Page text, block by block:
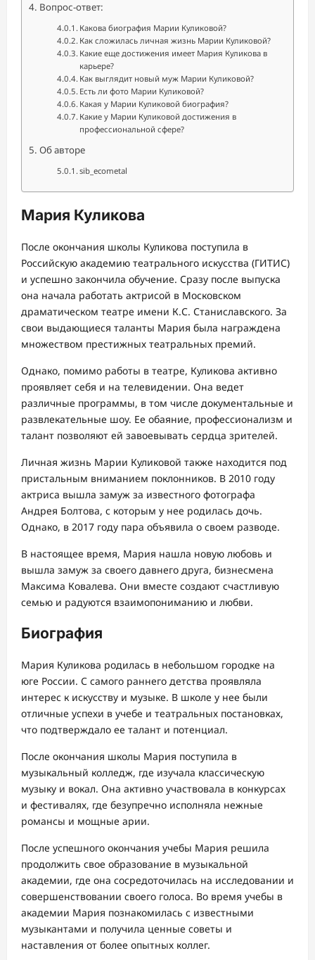
Вопрос-ответ:
Какова биография Марии Куликовой?
Как сложилась личная жизнь Марии Куликовой?
Какие еще достижения имеет Мария Куликова в
карьере?
Как выглядит новый муж Марии Куликовой?
Есть ли фото Марии Куликовой?
Какая у Марии Куликовой биография?
Какие у Марии Куликовой достижения в
профессиональной сфере?
Об авторе
sib_ecometal
Мария Куликова
После окончания школы Куликова поступила в
Российскую академию театрального искусства (ГИТИС)
и успешно закончила обучение. Сразу после выпуска
она начала работать актрисой в Московском
драматическом театре имени К.С. Станиславского. За
свои выдающиеся таланты Мария была награждена
множеством престижных театральных премий.
Однако, помимо работы в театре, Куликова активно
проявляет себя и на телевидении. Она ведет
различные программы, в том числе документальные и
развлекательные шоу. Ее обаяние, профессионализм и
талант позволяют ей завоевывать сердца зрителей.
Личная жизнь Марии Куликовой также находится под
пристальным вниманием поклонников. В 2010 году
актриса вышла замуж за известного фотографа
Андрея Болтова, с которым у нее родилась дочь.
Однако, в 2017 году пара объявила о своем разводе.
В настоящее время, Мария нашла новую любовь и
вышла замуж за своего давнего друга, бизнесмена
Максима Ковалева. Они вместе создают счастливую
семью и радуются взаимопониманию и любви.
Биография
Мария Куликова родилась в небольшом городке на
юге России. С самого раннего детства проявляла
интерес к искусству и музыке. В школе у нее были
отличные успехи в учебе и театральных постановках,
что подтверждало ее талант и потенциал.
После окончания школы Мария поступила в
музыкальный колледж, где изучала классическую
музыку и вокал. Она активно участвовала в конкурсах
и фестивалях, где безупречно исполняла нежные
романсы и мощные арии.
После успешного окончания учебы Мария решила
продолжить свое образование в музыкальной
академии, где она сосредоточилась на исследовании и
совершенствовании своего голоса. Во время учебы в
академии Мария познакомилась с известными
музыкантами и получила ценные советы и
наставления от более опытных коллег.